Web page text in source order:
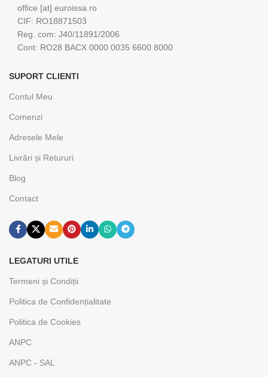
office [at] euroissa.ro
CIF: RO18871503
Reg. com: J40/11891/2006
Cont: RO28 BACX 0000 0035 6600 8000
SUPORT CLIENTI
Contul Meu
Comenzi
Adresele Mele
Livrări și Retururi
Blog
Contact
LEGATURI UTILE
Termeni și Condiții
Politica de Confidențialitate
Politica de Cookies
ANPC
ANPC - SAL